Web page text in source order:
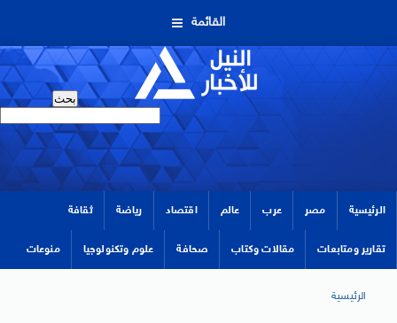
القائمة
الرئيسية مصر عرب عالم اقتصاد رياضة ثقافة
تقارير ومتابعات مقالات وكتاب صحافة علوم وتكنولوجيا منوعات
الرئيسية